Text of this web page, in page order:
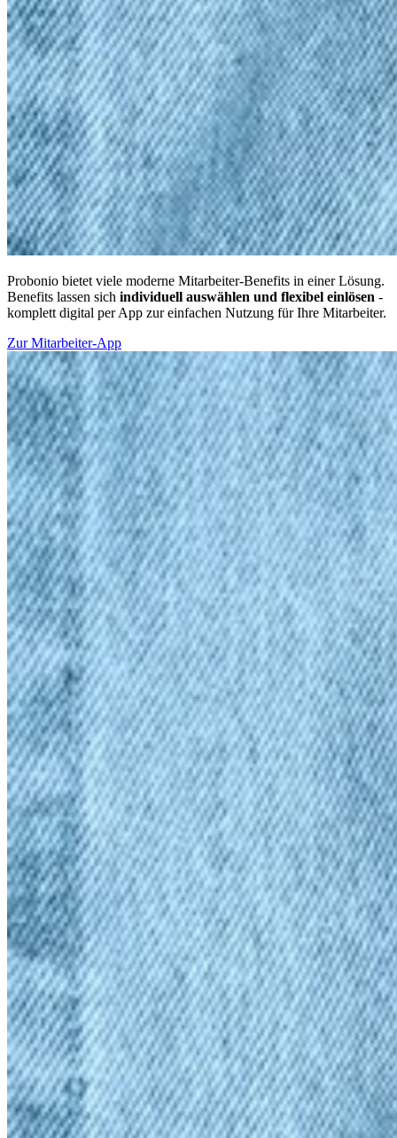
Probonio bietet viele moderne Mitarbeiter-Benefits in einer Lösung.
Benefits lassen sich individuell auswählen und flexibel einlösen -
komplett digital per App zur einfachen Nutzung für Ihre Mitarbeiter.
Zur Mitarbeiter-App